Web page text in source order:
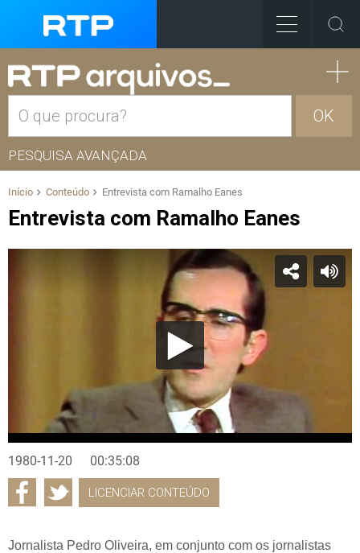
OK
PESQUISA AVANÇADA
Início Conteúdo Entrevista com Ramalho Eanes
Entrevista com Ramalho Eanes
1980-11-20 00:35:08
LICENCIAR CONTEÚDO
Jornalista Pedro Oliveira, em conjunto com os jornalistas